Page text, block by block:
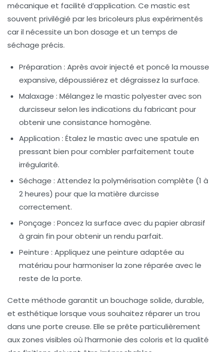
mécanique et facilité d’application. Ce mastic est
souvent privilégié par les bricoleurs plus expérimentés
car il nécessite un bon dosage et un temps de
séchage précis.
Préparation : Après avoir injecté et poncé la mousse
expansive, dépoussiérez et dégraissez la surface.
Malaxage : Mélangez le mastic polyester avec son
durcisseur selon les indications du fabricant pour
obtenir une consistance homogène.
Application : Étalez le mastic avec une spatule en
pressant bien pour combler parfaitement toute
irrégularité.
Séchage : Attendez la polymérisation complète (1 à
2 heures) pour que la matière durcisse
correctement.
Ponçage : Poncez la surface avec du papier abrasif
à grain fin pour obtenir un rendu parfait.
Peinture : Appliquez une peinture adaptée au
matériau pour harmoniser la zone réparée avec le
reste de la porte.
Cette méthode garantit un bouchage solide, durable,
et esthétique lorsque vous souhaitez réparer un trou
dans une porte creuse. Elle se prête particulièrement
aux zones visibles où l’harmonie des coloris et la qualité